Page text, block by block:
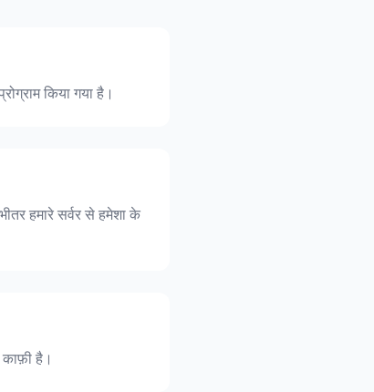
किया गया है।
हमारे सर्वर से हमेशा के
है।